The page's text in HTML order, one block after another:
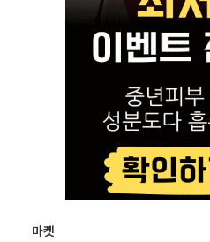
마켓